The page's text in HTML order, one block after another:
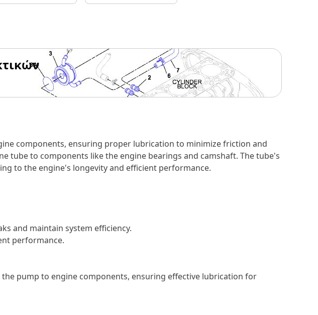
components, ensuring proper lubrication to minimize friction and
tube to components like the engine bearings and camshaft. The tube's
to the engine's longevity and efficient performance.
and maintain system efficiency.
performance.
pump to engine components, ensuring effective lubrication for